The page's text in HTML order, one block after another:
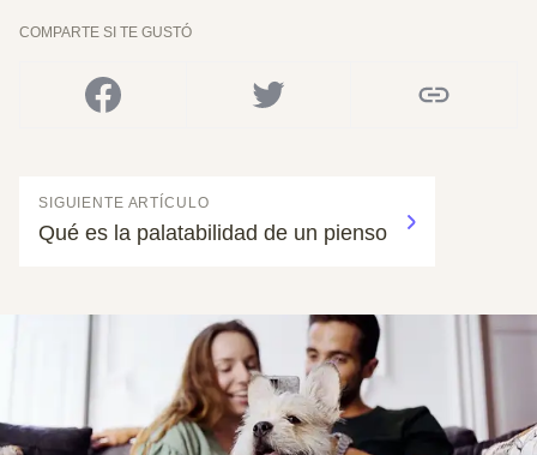
COMPARTE SI TE GUSTÓ
SIGUIENTE ARTÍCULO
Qué es la palatabilidad de un pienso